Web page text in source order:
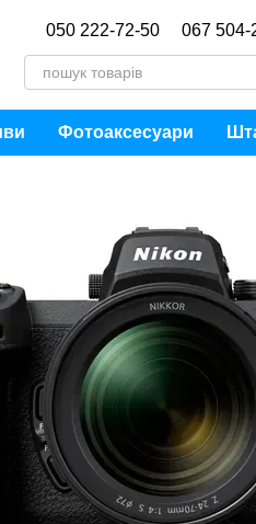
050 222-72-50 067 504-
Фотоаксесуари